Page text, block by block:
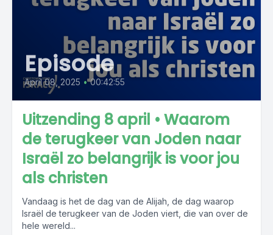
Episode
April 08, 2025 • 00:42:55
Uitzending 8 april • Waarom
de terugkeer van Joden naar
Israël zo belangrijk is voor jou
als christen
Vandaag is het de dag van de Alijah, de dag waarop
Israël de terugkeer van de Joden viert, die van over de
hele wereld...